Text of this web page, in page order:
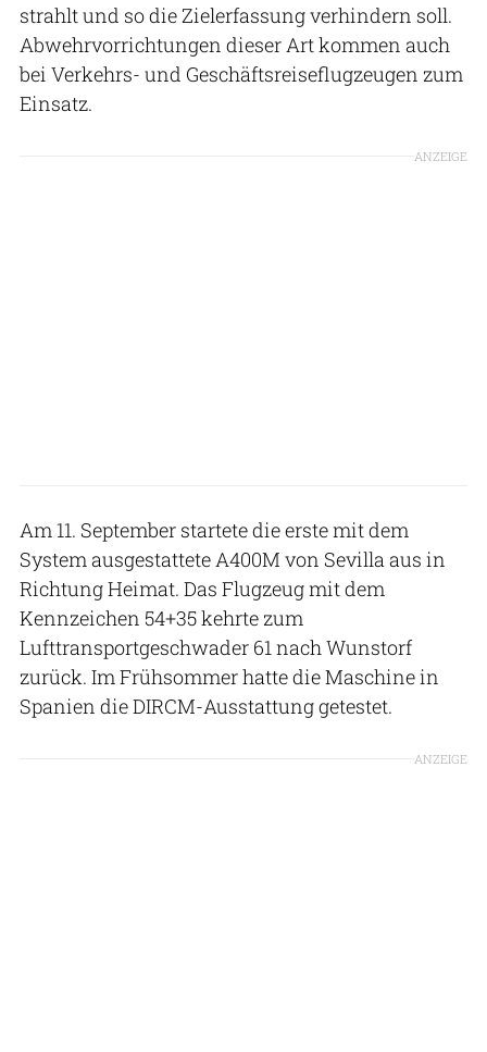
strahlt und so die Zielerfassung verhindern soll.
Abwehrvorrichtungen dieser Art kommen auch
bei Verkehrs- und Geschäftsreiseflugzeugen zum
Einsatz.
ANZEIGE
Am 11. September startete die erste mit dem
System ausgestattete A400M von Sevilla aus in
Richtung Heimat. Das Flugzeug mit dem
Kennzeichen 54+35 kehrte zum
Lufttransportgeschwader 61 nach Wunstorf
zurück. Im Frühsommer hatte die Maschine in
Spanien die DIRCM-Ausstattung getestet.
ANZEIGE